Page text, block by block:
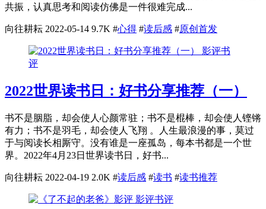
共振，认真思考和阅读仿佛是一件很难完成...
向往耕耘 2022-05-14 9.7K #心得 #读后感 #原创首发
影评书
评
2022世界读书日：好书分享推荐（一）
书不是胭脂，却会使人心颜常驻；书不是棍棒，却会使人铿锵
有力；书不是羽毛，却会使人飞翔 。人生最浪漫的事，莫过
于与阅读长相厮守。没有谁是一座孤岛，每本书都是一个世
界。2022年4月23日世界读书日，好书...
向往耕耘 2022-04-19 2.0K #读后感 #读书 #读书推荐
影评书评